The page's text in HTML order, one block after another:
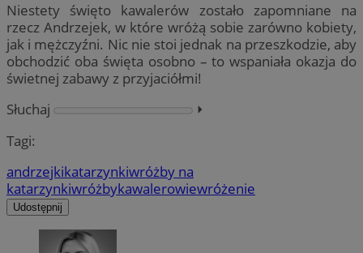
Niestety święto kawalerów zostało zapomniane na
rzecz Andrzejek, w które wróżą sobie zarówno kobiety,
jak i mężczyźni. Nic nie stoi jednak na przeszkodzie, aby
obchodzić oba święta osobno – to wspaniała okazja do
świetnej zabawy z przyjaciółmi!
Słuchaj
⏵︎
Tagi:
andrzejkikatarzynkiwróżby na
katarzynkiwróżbykawalerowiewróżenie
Udostępnij